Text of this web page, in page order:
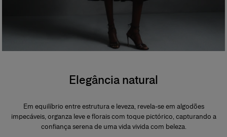
Elegância natural
Em equilíbrio entre estrutura e leveza, revela-se em algodões
impecáveis, organza leve e florais com toque pictórico, capturando a
confiança serena de uma vida vivida com beleza.